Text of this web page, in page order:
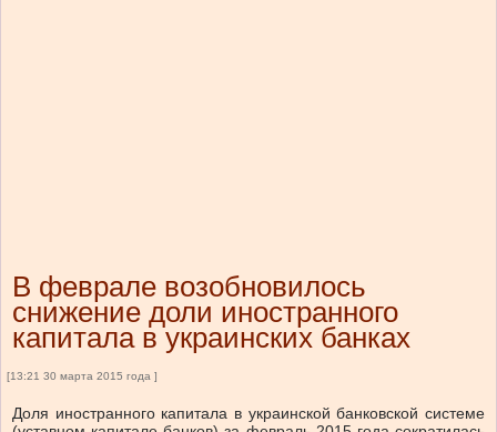
В феврале возобновилось
снижение доли иностранного
капитала в украинских банках
[13:21 30 марта 2015 года ]
Доля иностранного капитала в украинской банковской системе